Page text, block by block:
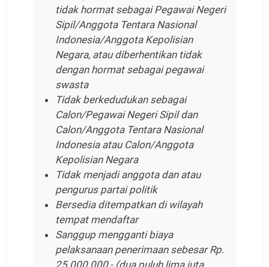
tidak hormat sebagai Pegawai Negeri
Sipil/Anggota Tentara Nasional
Indonesia/Anggota Kepolisian
Negara, atau diberhentikan tidak
dengan hormat sebagai pegawai
swasta
Tidak berkedudukan sebagai
Calon/Pegawai Negeri Sipil dan
Calon/Anggota Tentara Nasional
Indonesia atau Calon/Anggota
Kepolisian Negara
Tidak menjadi anggota dan atau
pengurus partai politik
Bersedia ditempatkan di wilayah
tempat mendaftar
Sanggup mengganti biaya
pelaksanaan penerimaan sebesar Rp.